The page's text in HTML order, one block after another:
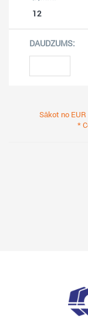
12
Sākot no
*